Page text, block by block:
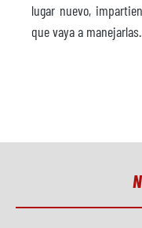
lugar nuevo,
que vaya a manejarlas.